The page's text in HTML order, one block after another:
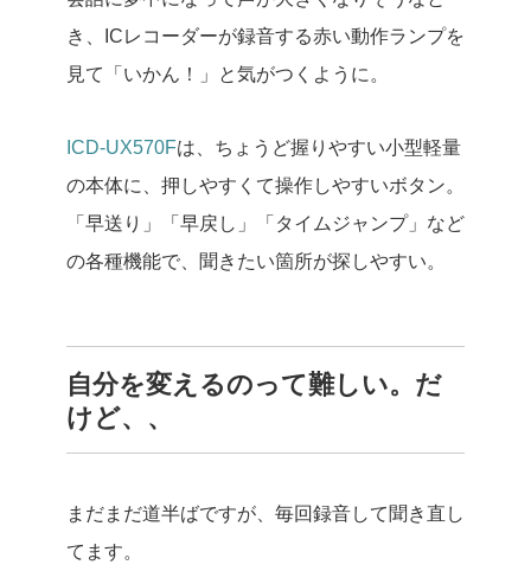
き、ICレコーダーが録音する赤い動作ランプを
見て「いかん！」と気がつくように。
ICD-UX570Fは、ちょうど握りやすい小型軽量
の本体に、押しやすくて操作しやすいボタン。
「早送り」「早戻し」「タイムジャンプ」など
の各種機能で、聞きたい箇所が探しやすい。
自分を変えるのって難しい。だ
けど、、
まだまだ道半ばですが、毎回録音して聞き直し
てます。